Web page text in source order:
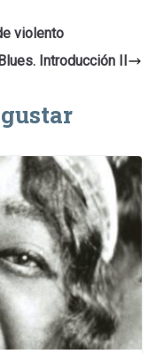
violento
Introducción II